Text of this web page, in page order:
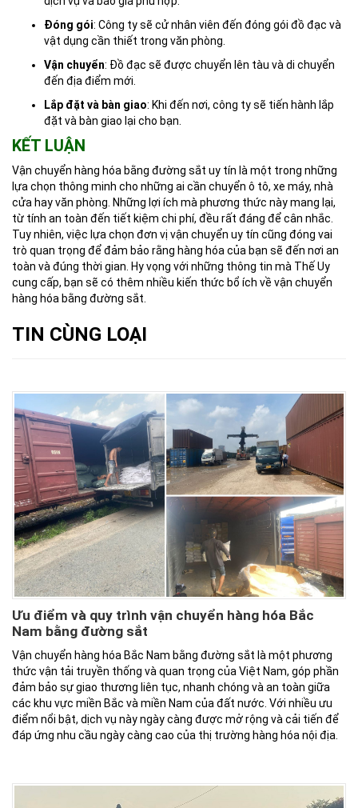
Đóng gói: Công ty sẽ cử nhân viên đến đóng gói đồ đạc và
vật dụng cần thiết trong văn phòng.
Vận chuyển: Đồ đạc sẽ được chuyển lên tàu và di chuyển
đến địa điểm mới.
Lắp đặt và bàn giao: Khi đến nơi, công ty sẽ tiến hành lắp
đặt và bàn giao lại cho bạn.
KẾT LUẬN
Vận chuyển hàng hóa bằng đường sắt uy tín là một trong những
lựa chọn thông minh cho những ai cần chuyển ô tô, xe máy, nhà
cửa hay văn phòng. Những lợi ích mà phương thức này mang lại,
từ tính an toàn đến tiết kiệm chi phí, đều rất đáng để cân nhắc.
Tuy nhiên, việc lựa chọn đơn vị vận chuyển uy tín cũng đóng vai
trò quan trọng để đảm bảo rằng hàng hóa của bạn sẽ đến nơi an
toàn và đúng thời gian. Hy vọng với những thông tin mà Thế Uy
cung cấp, bạn sẽ có thêm nhiều kiến thức bổ ích về vận chuyển
hàng hóa bằng đường sắt.
TIN CÙNG LOẠI
Ưu điểm và quy trình vận chuyển hàng hóa Bắc
Nam bằng đường sắt
Vận chuyển hàng hóa Bắc Nam bằng đường sắt là một phương
thức vận tải truyền thống và quan trọng của Việt Nam, góp phần
đảm bảo sự giao thương liên tục, nhanh chóng và an toàn giữa
các khu vực miền Bắc và miền Nam của đất nước. Với nhiều ưu
điểm nổi bật, dịch vụ này ngày càng được mở rộng và cải tiến để
đáp ứng nhu cầu ngày càng cao của thị trường hàng hóa nội địa.